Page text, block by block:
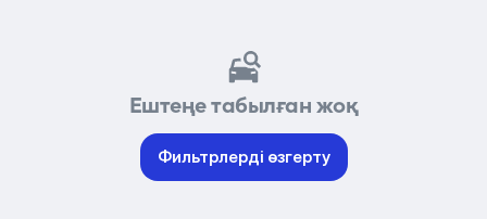
Ештеңе табылған жоқ
Фильтрлерді өзгерту